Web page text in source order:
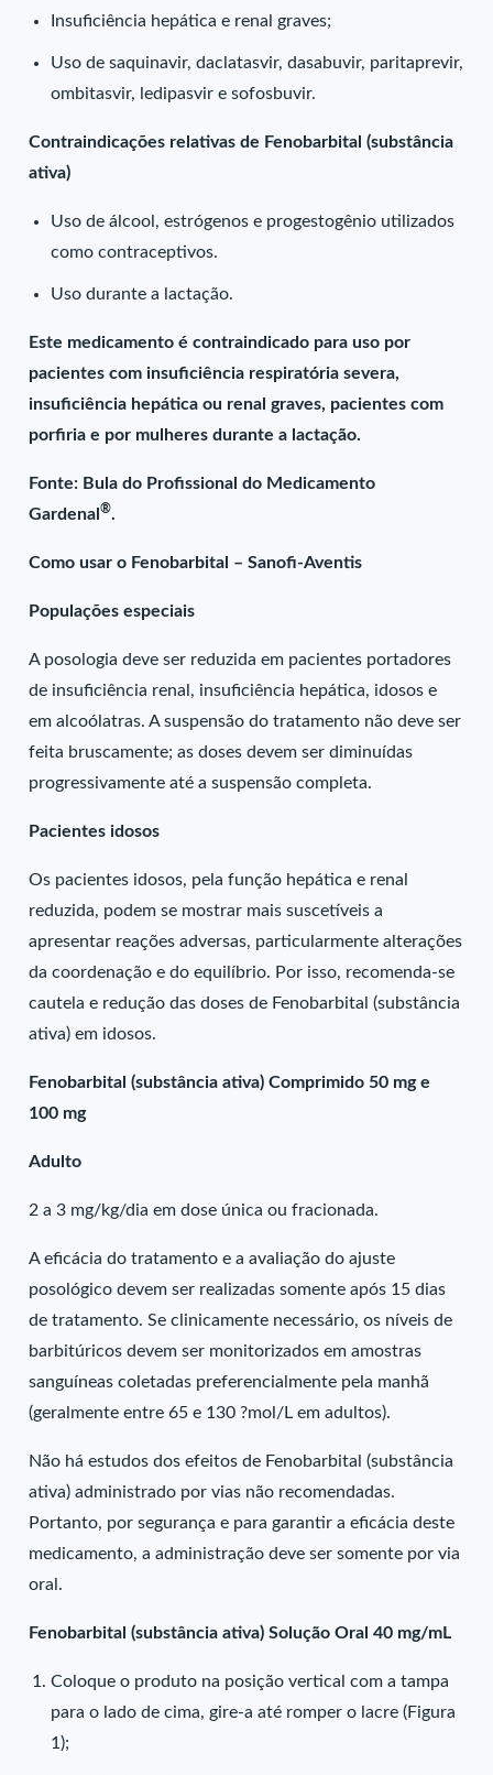
Insuficiência hepática e renal graves;
Uso de saquinavir, daclatasvir, dasabuvir, paritaprevir,
ombitasvir, ledipasvir e sofosbuvir.
Contraindicações relativas de Fenobarbital (substância
ativa)
Uso de álcool, estrógenos e progestogênio utilizados
como contraceptivos.
Uso durante a lactação.
Este medicamento é contraindicado para uso por
pacientes com insuficiência respiratória severa,
insuficiência hepática ou renal graves, pacientes com
porfiria e por mulheres durante a lactação.
Fonte: Bula do Profissional do Medicamento
Gardenal®.
Como usar o Fenobarbital – Sanofi-Aventis
Populações especiais
A posologia deve ser reduzida em pacientes portadores
de insuficiência renal, insuficiência hepática, idosos e
em alcoólatras. A suspensão do tratamento não deve ser
feita bruscamente; as doses devem ser diminuídas
progressivamente até a suspensão completa.
Pacientes idosos
Os pacientes idosos, pela função hepática e renal
reduzida, podem se mostrar mais suscetíveis a
apresentar reações adversas, particularmente alterações
da coordenação e do equilíbrio. Por isso, recomenda-se
cautela e redução das doses de Fenobarbital (substância
ativa) em idosos.
Fenobarbital (substância ativa) Comprimido 50 mg e
100 mg
Adulto
2 a 3 mg/kg/dia em dose única ou fracionada.
A eficácia do tratamento e a avaliação do ajuste
posológico devem ser realizadas somente após 15 dias
de tratamento. Se clinicamente necessário, os níveis de
barbitúricos devem ser monitorizados em amostras
sanguíneas coletadas preferencialmente pela manhã
(geralmente entre 65 e 130 ?mol/L em adultos).
Não há estudos dos efeitos de Fenobarbital (substância
ativa) administrado por vias não recomendadas.
Portanto, por segurança e para garantir a eficácia deste
medicamento, a administração deve ser somente por via
oral.
Fenobarbital (substância ativa) Solução Oral 40 mg/mL
Coloque o produto na posição vertical com a tampa
para o lado de cima, gire-a até romper o lacre (Figura
1);